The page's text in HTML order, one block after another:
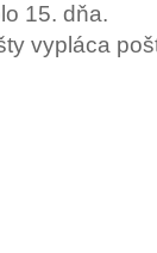
15. dňa.
vypláca